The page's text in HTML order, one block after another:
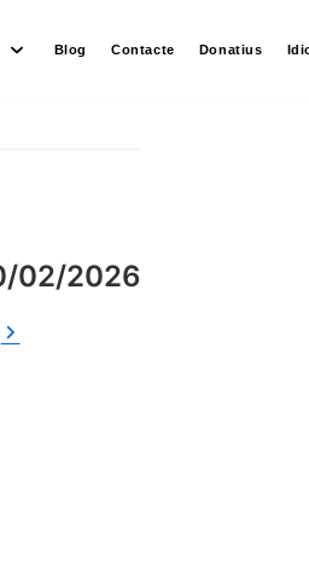
Blog Contacte Donatius
02/2026